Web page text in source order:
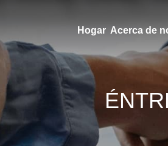
Hogar Acerca de